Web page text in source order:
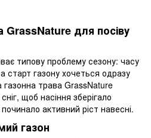
GrassNature для посіву
типову проблему сезону: часу
старт газону хочеться одразу
газонна трава GrassNature
щоб насіння зберігало
активний ріст навесні.
газон